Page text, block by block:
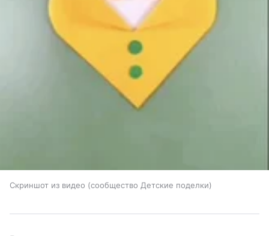
Скриншот из видео (сообщество Детские поделки)